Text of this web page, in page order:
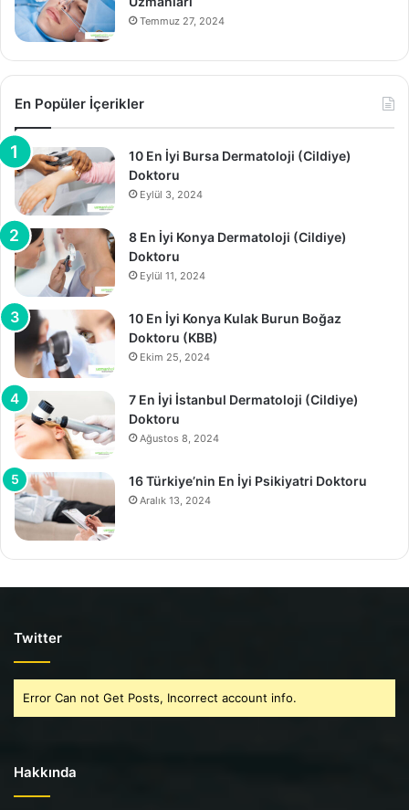
Temmuz 27, 2024
En Popüler İçerikler
10 En İyi Bursa Dermatoloji (Cildiye)
Doktoru
Eylül 3, 2024
8 En İyi Konya Dermatoloji (Cildiye)
Doktoru
Eylül 11, 2024
10 En İyi Konya Kulak Burun Boğaz
Doktoru (KBB)
Ekim 25, 2024
7 En İyi İstanbul Dermatoloji (Cildiye)
Doktoru
Ağustos 8, 2024
16 Türkiye’nin En İyi Psikiyatri Doktoru
Aralık 13, 2024
Twitter
Error Can not Get Posts, Incorrect account info.
Hakkında